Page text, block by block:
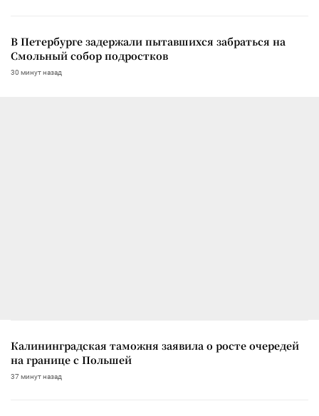
В Петербурге задержали пытавшихся забраться на
Смольный собор подростков
30 минут назад
Калининградская таможня заявила о росте очередей
на границе с Польшей
37 минут назад